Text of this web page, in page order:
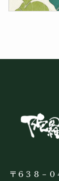
〒６３８－０